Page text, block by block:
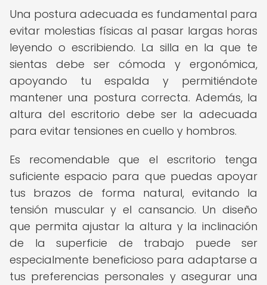
Una postura adecuada es fundamental para
evitar molestias físicas al pasar largas horas
leyendo o escribiendo. La silla en la que te
sientas debe ser cómoda y ergonómica,
apoyando tu espalda y permitiéndote
mantener una postura correcta. Además, la
altura del escritorio debe ser la adecuada
para evitar tensiones en cuello y hombros.
Es recomendable que el escritorio tenga
suficiente espacio para que puedas apoyar
tus brazos de forma natural, evitando la
tensión muscular y el cansancio. Un diseño
que permita ajustar la altura y la inclinación
de la superficie de trabajo puede ser
especialmente beneficioso para adaptarse a
tus preferencias personales y asegurar una